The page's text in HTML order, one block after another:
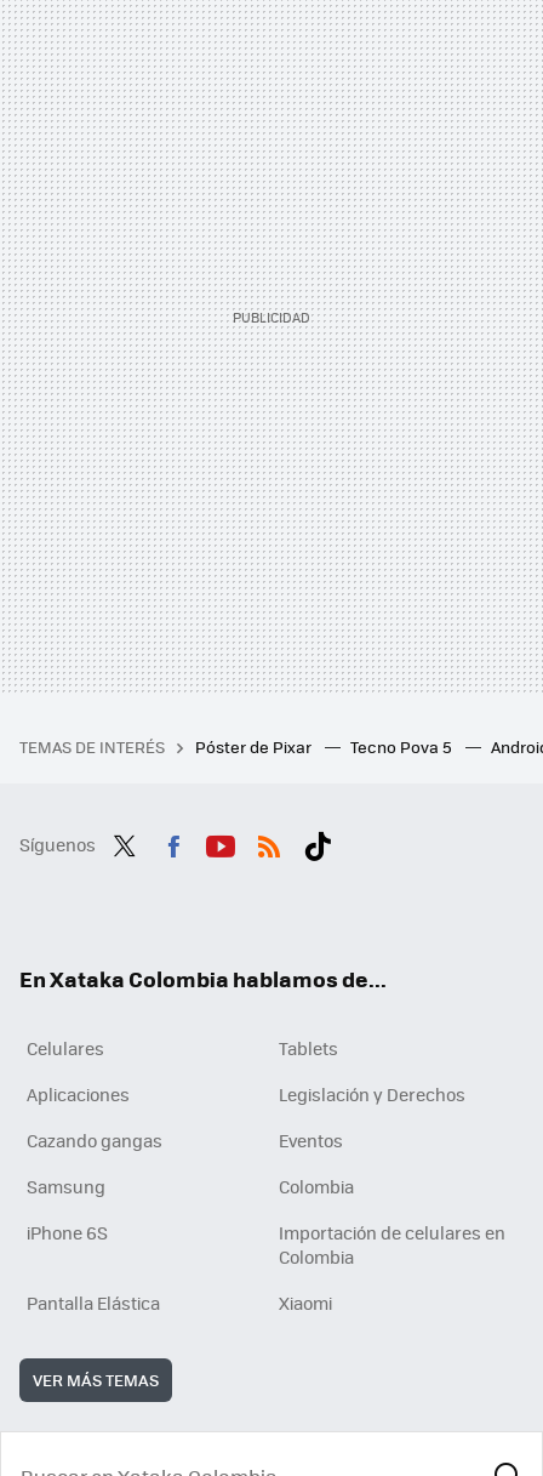
TEMAS DE INTERÉS Póster de Pixar Tecno Pova 5
Síguenos
En Xataka Colombia hablamos de...
Celulares
Tablets
Aplicaciones
Legislación y Derechos
Cazando gangas
Eventos
Samsung
Colombia
iPhone 6S
Importación de celulares en
Colombia
Pantalla Elástica
Xiaomi
VER MÁS TEMAS